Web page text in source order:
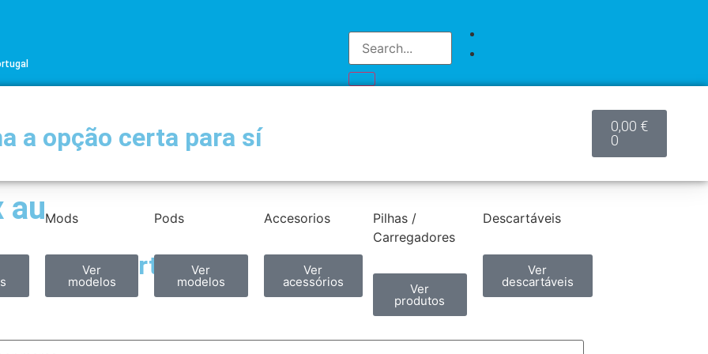
a opção certa para sí
Mods
Ver
modelos
Pods
Ver
modelos
Accesorios
Ver
acessórios
Pilhas /
Carregadores
Ver
produtos
Descartáveis
Ver
descartáveis
0,00 €
0
au
Partilhar